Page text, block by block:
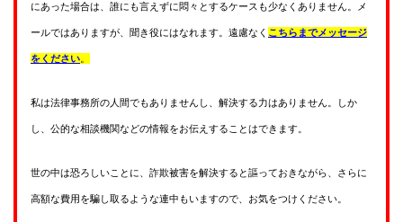
にあった場合は、誰にも言えずに悶々とするケースも少なくありません。メ
ールではありますが、聞き役にはなれます。遠慮なく こちらまでメッセージ
をください。
私は法律事務所の人間でもありませんし、解決する力はありません。しか
し、公的な相談機関などの情報をお伝えすることはできます。
世の中は恐ろしいことに、詐欺被害を解決すると謳っておきながら、さらに
高額な費用を騙し取るような連中もいますので、お気をつけください。